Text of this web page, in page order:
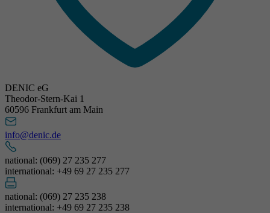
DENIC eG
Theodor-Stern-Kai 1
60596 Frankfurt am Main
info@denic.de
national: (069) 27 235 277
international: +49 69 27 235 277
national: (069) 27 235 238
international: +49 69 27 235 238